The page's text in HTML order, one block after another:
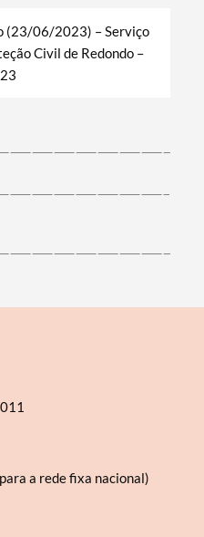
(23/06/2023) – Serviço
Civil de Redondo –
a rede fixa nacional)